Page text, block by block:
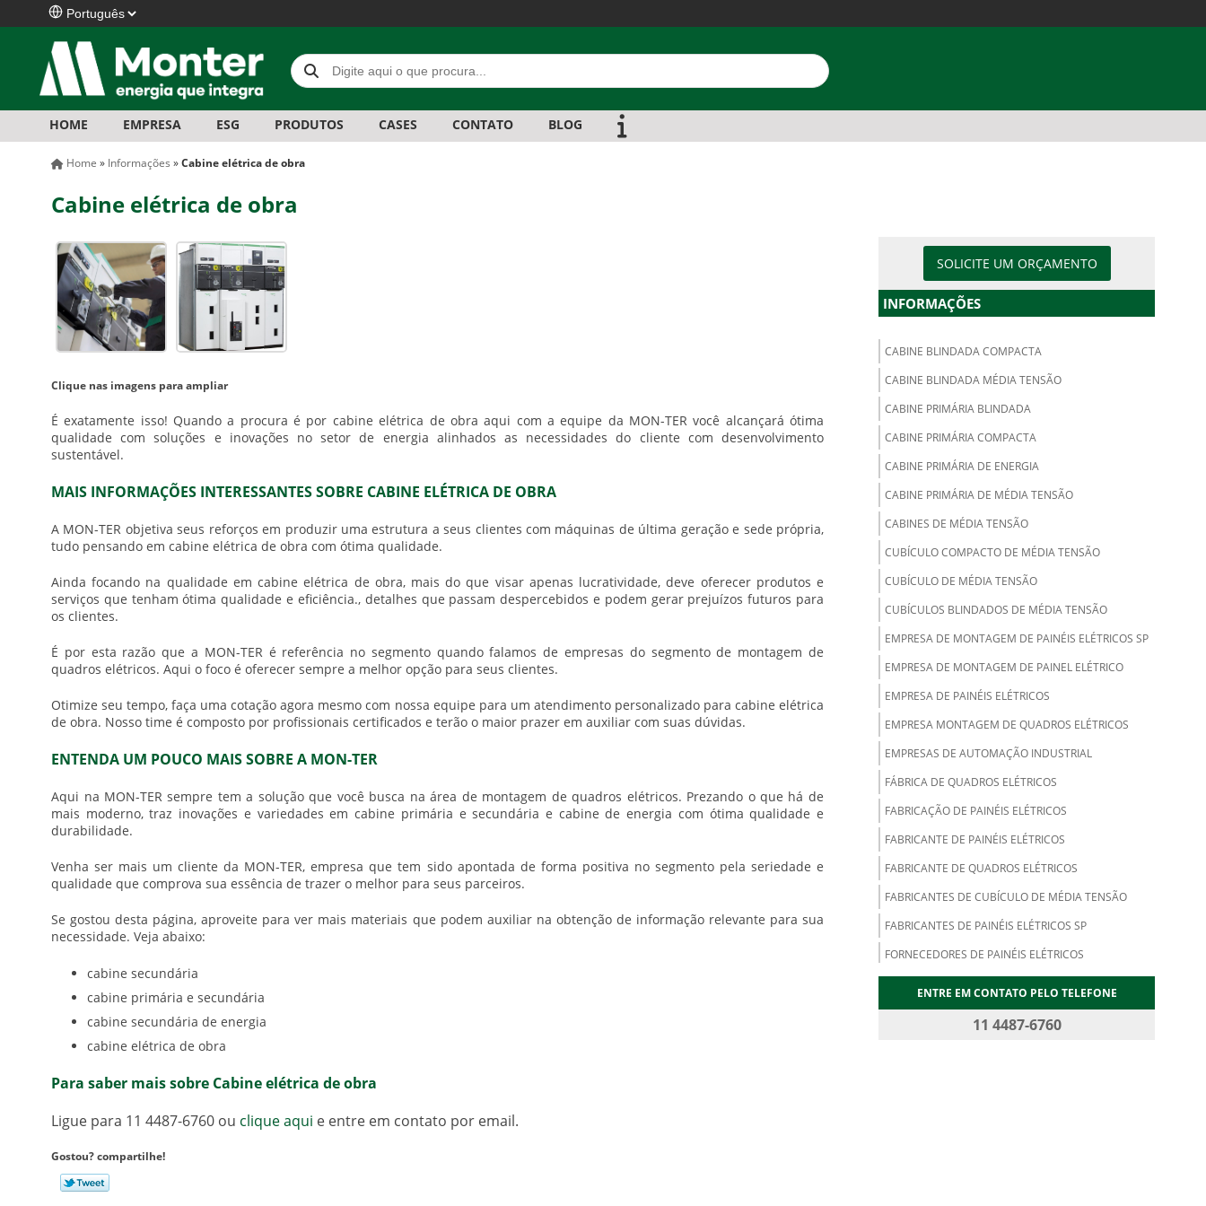
HOME EMPRESA ESG PRODUTOS CASES CONTATO BLOG
Home » Informações»Cabine elétrica de obra
Cabine elétrica de obra
Clique nas imagens para ampliar
É exatamente isso! Quando a procura é por cabine elétrica de obra aqui com a equipe da MON-TER você alcançará ótima
qualidade com soluções e inovações no setor de energia alinhados as necessidades do cliente com desenvolvimento
sustentável.
MAIS INFORMAÇÕES INTERESSANTES SOBRE CABINE ELÉTRICA DE OBRA
A MON-TER objetiva seus reforços em produzir uma estrutura a seus clientes com máquinas de última geração e sede própria,
tudo pensando emcabine elétrica de obra com ótima qualidade.
Ainda focando na qualidade emcabine elétrica de obra, mais do que visar apenas lucratividade, deve oferecer produtos e
serviços que tenham ótima qualidade e eficiência., detalhes que passam despercebidos e podem gerar prejuízos futuros para
os clientes.
É por esta razão que a MON-TER é referência no segmento quando falamos de empresas do segmento de montagem de
quadros elétricos. Aqui o foco é oferecer sempre a melhor opção para seus clientes.
Otimize seu tempo, faça uma cotação agora mesmo com nossa equipe para um atendimento personalizado para cabine elétrica
de obra. Nosso time é composto por profissionais certificados e terão o maior prazer em auxiliar com suas dúvidas.
ENTENDA UM POUCO MAIS SOBRE A MON-TER
Aqui na MON-TER sempre tem a solução que você busca na área de montagem de quadros elétricos. Prezando o que há de
mais moderno, traz inovações e variedades em cabine primária e secundária e cabine de energia com ótima qualidade e
durabilidade.
Venha ser mais um cliente da MON-TER, empresa que tem sido apontada de forma positiva no segmento pela seriedade e
qualidade que comprova sua essência de trazer o melhor para seus parceiros.
Se gostou desta página, aproveite para ver mais materiais que podem auxiliar na obtenção de informação relevante para sua
necessidade. Veja abaixo:
cabine secundária
cabine primária e secundária
cabine secundária de energia
cabine elétrica de obra
Para saber mais sobre Cabine elétrica de obra
Ligue para 11 4487-6760 ou clique aqui e entre em contato por email.
Gostou? compartilhe!
SOLICITE UM ORÇAMENTO
INFORMAÇÕES
CABINE BLINDADA COMPACTA
CABINE BLINDADA MÉDIA TENSÃO
CABINE PRIMÁRIA BLINDADA
CABINE PRIMÁRIA COMPACTA
CABINE PRIMÁRIA DE ENERGIA
CABINE PRIMÁRIA DE MÉDIA TENSÃO
CABINES DE MÉDIA TENSÃO
CUBÍCULO COMPACTO DE MÉDIA TENSÃO
CUBÍCULO DE MÉDIA TENSÃO
CUBÍCULOS BLINDADOS DE MÉDIA TENSÃO
EMPRESA DE MONTAGEM DE PAINÉIS ELÉTRICOS SP
EMPRESA DE MONTAGEM DE PAINEL ELÉTRICO
EMPRESA DE PAINÉIS ELÉTRICOS
EMPRESA MONTAGEM DE QUADROS ELÉTRICOS
EMPRESAS DE AUTOMAÇÃO INDUSTRIAL
FÁBRICA DE QUADROS ELÉTRICOS
FABRICAÇÃO DE PAINÉIS ELÉTRICOS
FABRICANTE DE PAINÉIS ELÉTRICOS
FABRICANTE DE QUADROS ELÉTRICOS
FABRICANTES DE CUBÍCULO DE MÉDIA TENSÃO
FABRICANTES DE PAINÉIS ELÉTRICOS SP
FORNECEDORES DE PAINÉIS ELÉTRICOS
MONTAGEM DE PAINÉIS ELÉTRICOS
ENTRE EM CONTATO PELO TELEFONE
11 4487-6760